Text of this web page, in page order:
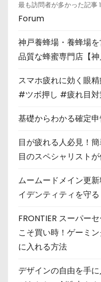
最も訪問者が多かった記事
Forum
神戸養蜂場・養蜂場
品質な蜂蜜専門店【神
スマホ疲れに効く眼
#ツボ押し #疲れ目
基礎からわかる確定申
目が疲れる人必見！
目のスペシャリスト
ムームードメイン更
イデンティティを守る
FRONTIER スーパー
こそ買い時！ゲーミ
に入れる方法
デザインの自由を手